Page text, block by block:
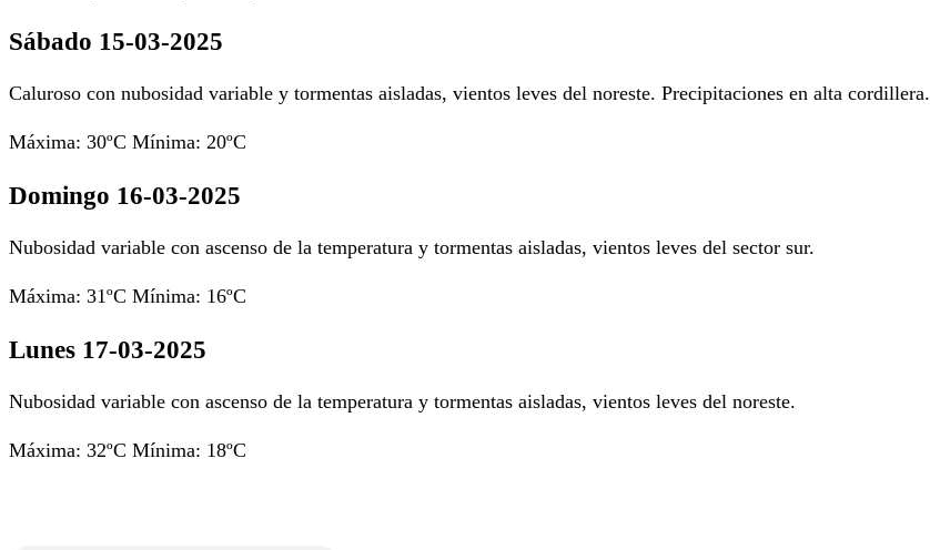
Sábado 15-03-2025
Caluroso con nubosidad variable y tormentas aisladas, vientos leves del noreste. Precipitaciones en alta cordillera.
Máxima: 30ºC Mínima: 20ºC
Domingo 16-03-2025
Nubosidad variable con ascenso de la temperatura y tormentas aisladas, vientos leves del sector sur.
Máxima: 31ºC Mínima: 16ºC
Lunes 17-03-2025
Nubosidad variable con ascenso de la temperatura y tormentas aisladas, vientos leves del noreste.
Máxima: 32ºC Mínima: 18ºC